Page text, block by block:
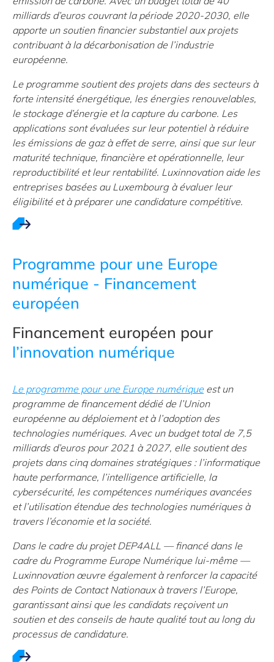
milliards d’euros couvrant la période 2020-2030, elle
apporte un soutien financier substantiel aux projets
contribuant à la décarbonisation de l’industrie
européenne.
Le programme soutient des projets dans des secteurs à
forte intensité énergétique, les énergies renouvelables,
le stockage d’énergie et la capture du carbone. Les
applications sont évaluées sur leur potentiel à réduire
les émissions de gaz à effet de serre, ainsi que sur leur
maturité technique, financière et opérationnelle, leur
reproductibilité et leur rentabilité. Luxinnovation aide les
entreprises basées au Luxembourg à évaluer leur
éligibilité et à préparer une candidature compétitive.
Programme pour une Europe
numérique - Financement
européen
Financement européen pour
l’innovation numérique
Le programme pour une Europe numériqueest un
programme de financement dédié de l’Union
européenne au déploiement et à l’adoption des
technologies numériques. Avec un budget total de 7,5
milliards d’euros pour 2021 à 2027, elle soutient des
projets dans cinq domaines stratégiques : l’informatique
haute performance, l’intelligence artificielle, la
cybersécurité, les compétences numériques avancées
et l’utilisation étendue des technologies numériques à
travers l’économie et la société.
Dans le cadre du projet DEP4ALL — financé dans le
cadre du Programme Europe Numérique lui-même —
Luxinnovation œuvre également à renforcer la capacité
des Points de Contact Nationaux à travers l’Europe,
garantissant ainsi que les candidats reçoivent un
soutien et des conseils de haute qualité tout au long du
processus de candidature.